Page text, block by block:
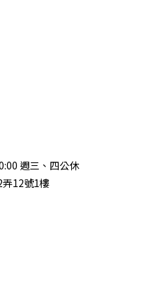
週三、四公休
12號1樓